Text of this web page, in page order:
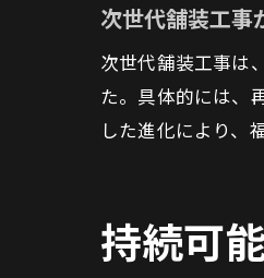
次世代舗装工事
次世代舗装工事は
た。具体的には、
した進化により、
持続可